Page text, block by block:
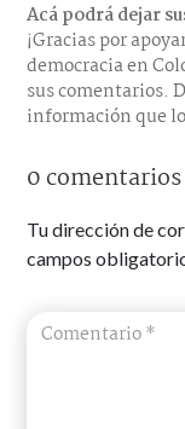
Acá podrá dejar
¡Gracias por
democracia en
sus comentarios.
información que
0 comentarios
Tu dirección de
campos